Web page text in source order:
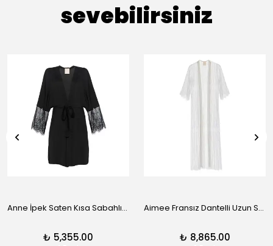
sevebilirsiniz
Anne İpek Saten Kısa Sabahlık - Siyah
₺ 5,355.00
Aimee Fransız Dantelli Uzun Sabahlık - Siyah
₺ 8,865.00